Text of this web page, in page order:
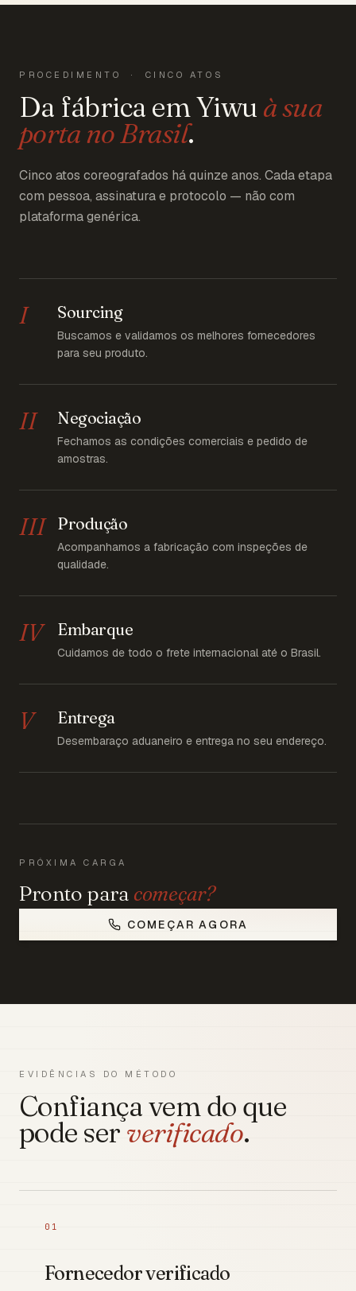
PROCEDIMENTO · CINCO ATOS
Da fábrica em Yiwu à sua
porta no Brasil.
Cinco atos coreografados há quinze anos. Cada etapa
com pessoa, assinatura e protocolo — não com
plataforma genérica.
I Sourcing
Buscamos e validamos os melhores fornecedores
para seu produto.
II Negociação
Fechamos as condições comerciais e pedido de
amostras.
III Produção
Acompanhamos a fabricação com inspeções de
qualidade.
IV Embarque
Cuidamos de todo o frete internacional até o Brasil.
V Entrega
Desembaraço aduaneiro e entrega no seu endereço.
PRÓXIMA CARGA
Pronto para começar?
COMEÇAR AGORA
EVIDÊNCIAS DO MÉTODO
Confiança vem do que
pode serverificado.
01
Fornecedor verificado